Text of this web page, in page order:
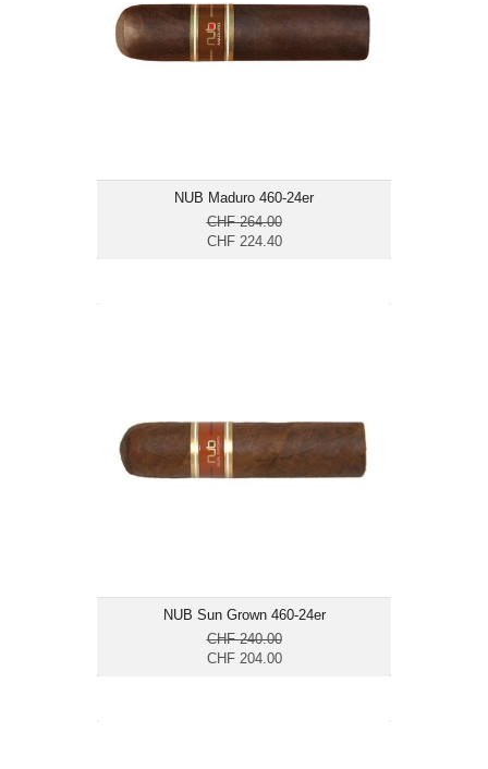
NUB Maduro 460-24er
CHF 264.00
CHF 224.40
Ringmass: 60
NUB Sun Grown 460-24er
CHF 240.00
CHF 204.00
Ringmass: 60
Länge: 10.2
mittelkräftig bis kräftig